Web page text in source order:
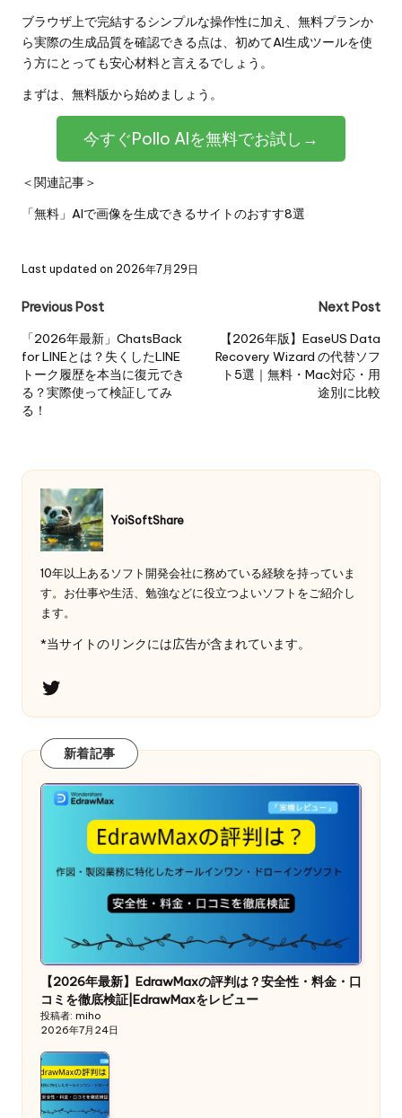
ブラウザ上で完結するシンプルな操作性に加え、無料プランか
ら実際の生成品質を確認できる点は、初めてAI生成ツールを使
う方にとっても安心材料と言えるでしょう。
まずは、無料版から始めましょう。
今すぐPollo AIを無料でお試し→
＜関連記事＞
「無料」AIで画像を生成できるサイトのおすす8選
Last updated on 2026年7月29日
Post
navigation
Previous Post
「2026年最新」ChatsBack
for LINEとは？失くしたLINE
トーク履歴を本当に復元でき
る？実際使って検証してみ
る！
Next Post
【2026年版】EaseUS Data
Recovery Wizard の代替ソフ
ト5選｜無料・Mac対応・用
途別に比較
YoiSoftShare
10年以上あるソフト開発会社に務めている経験を持っていま
す。お仕事や生活、勉強などに役立つよいソフトをご紹介し
ます。
*当サイトのリンクには広告が含まれています。
Twitter
新着記事
【2026年最新】EdrawMaxの評判は？安全性・料金・口
コミを徹底検証|EdrawMaxをレビュー
投稿者: miho
2026年7月24日